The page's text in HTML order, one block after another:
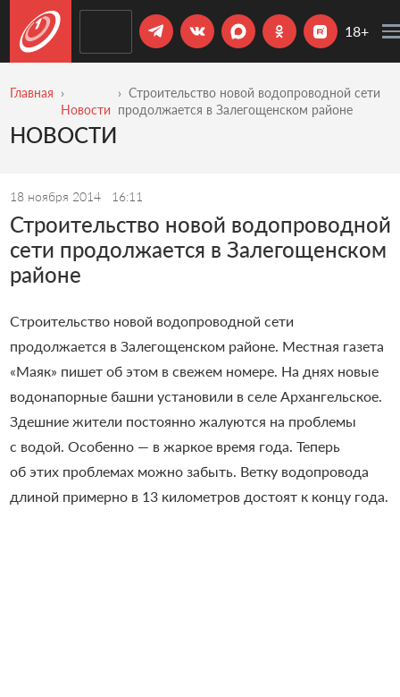
18+
Главная
Новости
​Строительство новой водопроводной сети
продолжается в Залегощенском районе
НОВОСТИ
18 ноября 2014 16:11
​Строительство новой водопроводной
сети продолжается в Залегощенском
районе
Строительство новой водопроводной сети
продолжается в Залегощенском районе. Местная газета
«Маяк» пишет об этом в свежем номере. На днях новые
водонапорные башни установили в селе Архангельское.
Здешние жители постоянно жалуются на проблемы
с водой. Особенно — в жаркое время года. Теперь
об этих проблемах можно забыть. Ветку водопровода
длиной примерно в 13 километров достоят к концу года.